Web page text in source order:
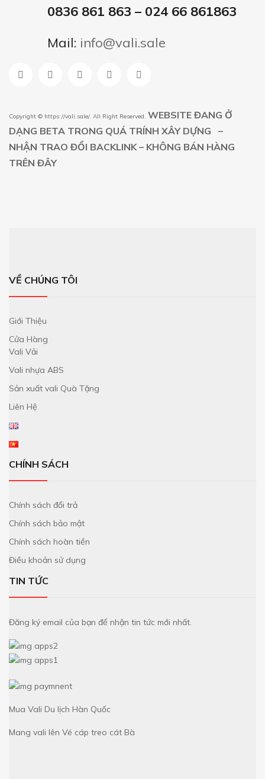
0836 861 863 – 024 66 861863
Mail: info@vali.sale
Copyright © https://vali.sale/. All Right Reserved. WEBSITE ĐANG Ở
DẠNG BETA TRONG QUÁ TRÍNH XÂY DỰNG –
NHẬN TRAO ĐỔI BACKLINK – KHÔNG BÁN HÀNG
TRÊN ĐÂY
VỀ CHÚNG TÔI
Giới Thiệu
Cửa Hàng
Vali Vải
Vali nhựa ABS
Sản xuất vali Quà Tặng
Liên Hệ
CHÍNH SÁCH
Chính sách đổi trả
Chính sách bảo mật
Chính sách hoàn tiền
Điều khoản sử dụng
TIN TỨC
Đăng ký email của bạn để nhận tin tức mới nhất.
Mua Vali Du lịch Hàn Quốc
Mang vali lên Vé cáp treo cát Bà